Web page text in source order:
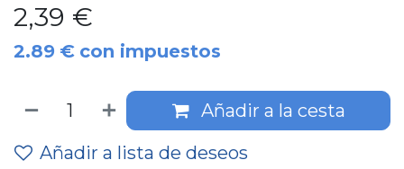
2,39 €
2.89 € con impuestos
Añadir a la cesta
Añadir a lista de deseos